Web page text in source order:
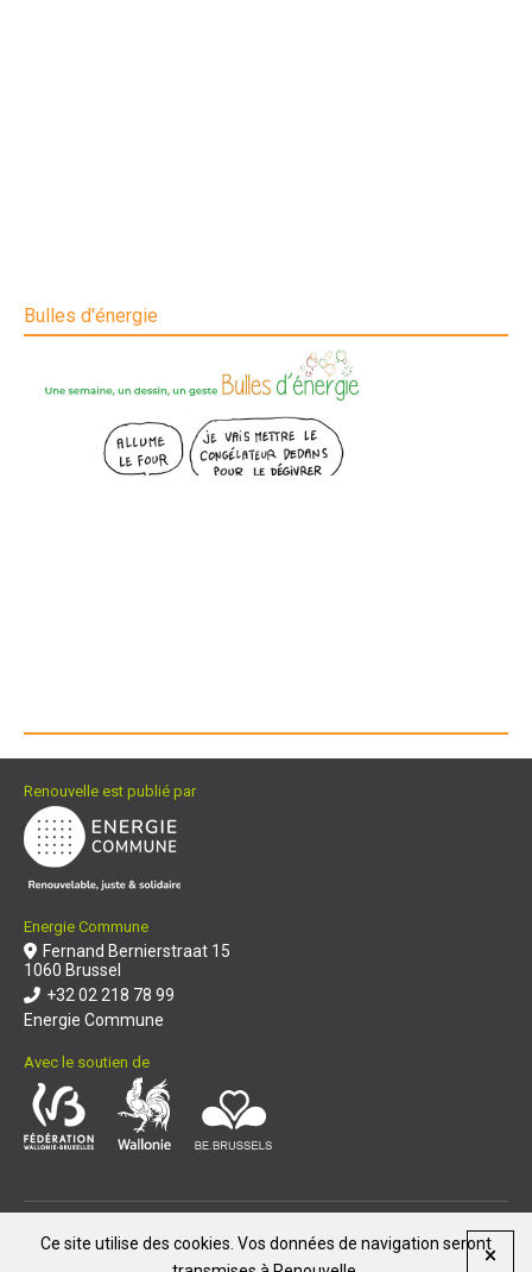
Bulles d'énergie
Renouvelle est publié par
Energie Commune
Fernand Bernierstraat 15
1060 Brussel
+32 02 218 78 99
Energie Commune
Avec le soutien de
© Renouvelle 2026
Reproduction et diffusion de nos articles
Ce site utilise des cookies. Vos données de navigation seront